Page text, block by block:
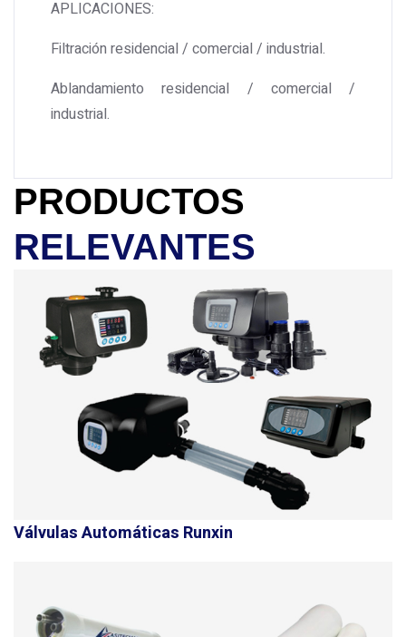
APLICACIONES:
Filtración residencial / comercial / industrial.
Ablandamiento residencial / comercial /
industrial.
PRODUCTOS
RELEVANTES
Válvulas Automáticas Runxin